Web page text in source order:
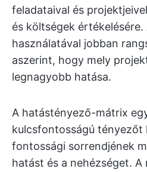
feladataival és
és költségek értékelésére.
használatával jobban
aszerint, hogy mely
legnagyobb hatása.
A hatástényező-mátrix
kulcsfontosságú tényezőt
fontossági sorrendjének
hatást és a nehézséget. A